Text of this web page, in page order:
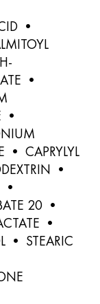
•
•
•
• CAPRYLYL
•
•
20 •
•
• STEARIC